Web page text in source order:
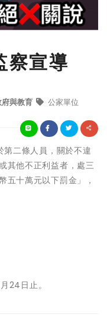
察宣導
府與教育 公家單位
第二條人員，關於不違
其他不正利益者，處三
五十萬元以下罰金」，
24日止。